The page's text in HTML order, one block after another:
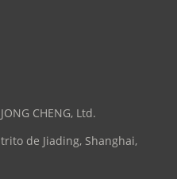
CHENG, Ltd.
de Jiading, Shanghai,